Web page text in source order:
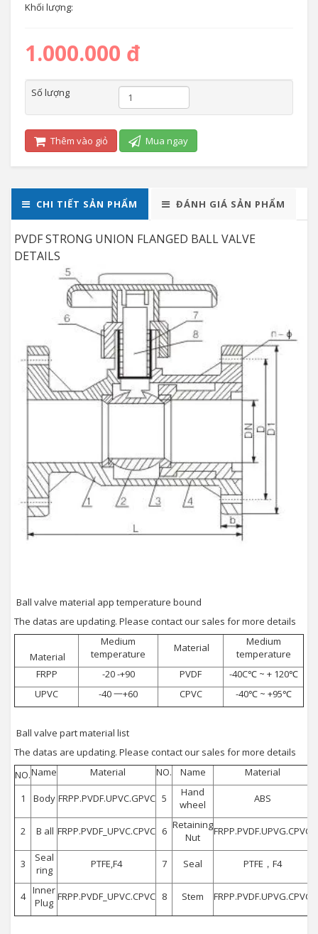
Khối lượng:
1.000.000 đ
Số lượng
Thêm vào giỏ Mua ngay
CHI TIẾT SẢN PHẨM ĐÁNH GIÁ SẢN PHẨM
PVDF STRONG UNION FLANGED BALL VALVE
DETAILS
Ball valve material app temperature bound
The datas are updating. Please contact our sales for more details
Material
Medium
temperature
Material
Medium
temperature
FRPP
-20 -+90 PVDF
-40C℃ ~ + 120℃
UPVC
-40 一+60 CPVC -40℃ ~ +95℃
Ball valve part material list
The datas are updating. Please contact our sales for more details
NO.Name Material NO. Name Material
1 Body FRPP.PVDF.UPVC.GPVC 5
Hand
wheel
ABS
2 B all FRPP.PVDF_UPVC.CPVC 6 Retaining
Nut
FRPP.PVDF.UPVG.CPVC
3
Seal
ring
PTFE,F4 7 Seal PTFE，F4
4 Inner
Plug FRPP.PVDF_UPVC.CPVC 8 Stem FRPP.PVDF.UPVG.CPVC